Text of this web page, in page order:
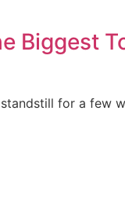
Biggest
for a few